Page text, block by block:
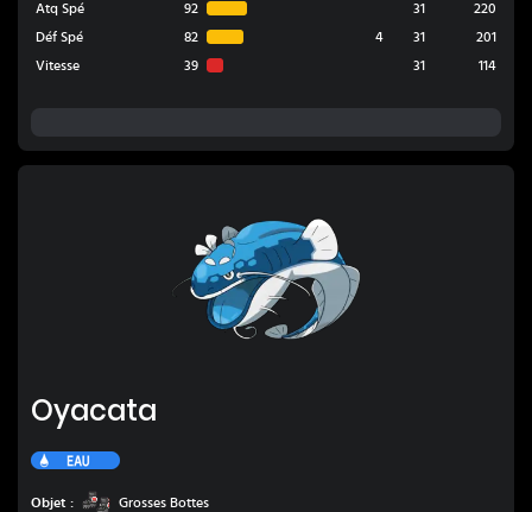
Atq Spé
92 31
220
Déf Spé
82 4 31
201
Vitesse
39 31 114
Oyacata
Eau
Objet : Grosses Bottes